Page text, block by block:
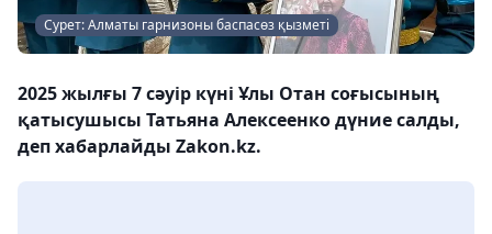
Сурет: Алматы гарнизоны баспасөз қызметі
2025 жылғы 7 сәуір күні Ұлы Отан соғысының
қатысушысы Татьяна Алексеенко дүние салды,
деп хабарлайды Zakon.kz.